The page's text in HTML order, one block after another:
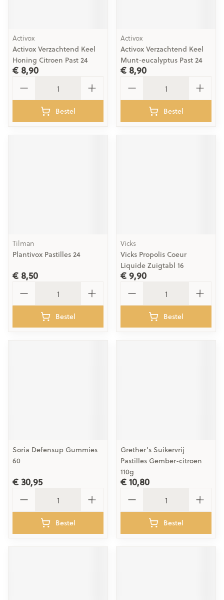
Activox
Activox Verzachtend Keel
Honing Citroen Past 24
€ 8,90
Bestel
Activox
Activox Verzachtend Keel
Munt-eucalyptus Past 24
€ 8,90
Bestel
Tilman
Plantivox Pastilles 24
€ 8,50
Bestel
Vicks
Vicks Propolis Coeur
Liquide Zuigtabl 16
€ 9,90
Bestel
Soria Defensup Gummies
60
€ 30,95
Bestel
Grether's Suikervrij
Pastilles Gember-citroen
110g
€ 10,80
Bestel